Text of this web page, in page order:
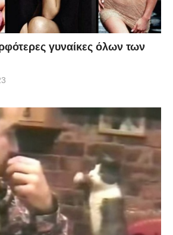
γυναίκες όλων των